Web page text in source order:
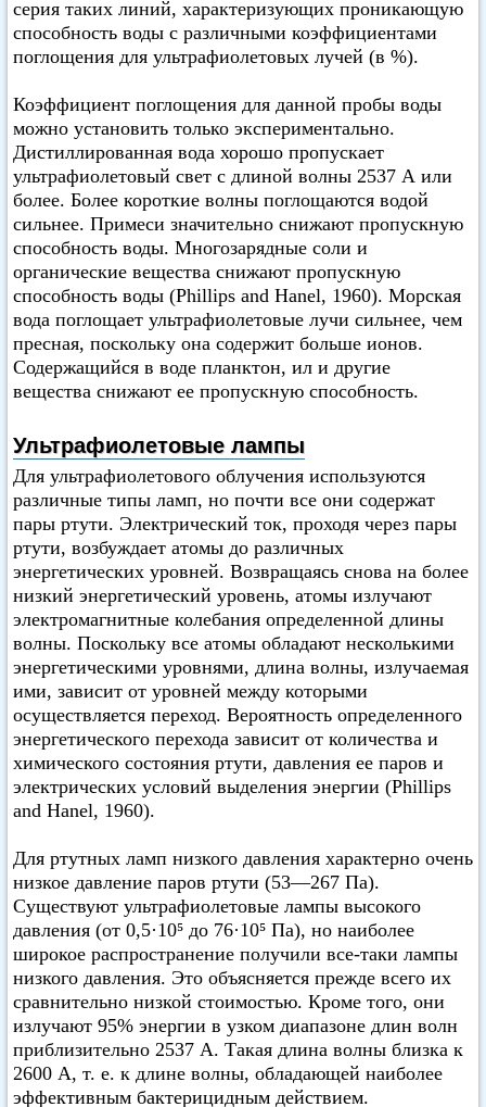
серия таких линий, характеризующих проникающую
способность воды с различными коэффициентами
поглощения для ультрафиолетовых лучей (в %).
Коэффициент поглощения для данной пробы воды
можно установить только экспериментально.
Дистиллированная вода хорошо пропускает
ультрафиолетовый свет с длиной волны 2537 А или
более. Более короткие волны поглощаются водой
сильнее. Примеси значительно снижают пропускную
способность воды. Многозарядные соли и
органические вещества снижают пропускную
способность воды (Phillips and Hanel, 1960). Морская
вода поглощает ультрафиолетовые лучи сильнее, чем
пресная, поскольку она содержит больше ионов.
Содержащийся в воде планктон, ил и другие
вещества снижают ее пропускную способность.
Ультрафиолетовые лампы
Для ультрафиолетового облучения используются
различные типы ламп, но почти все они содержат
пары ртути. Электрический ток, проходя через пары
ртути, возбуждает атомы до различных
энергетических уровней. Возвращаясь снова на более
низкий энергетический уровень, атомы излучают
электромагнитные колебания определенной длины
волны. Поскольку все атомы обладают несколькими
энергетическими уровнями, длина волны, излучаемая
ими, зависит от уровней между которыми
осуществляется переход. Вероятность определенного
энергетического перехода зависит от количества и
химического состояния ртути, давления ее паров и
электрических условий выделения энергии (Phillips
and Hanel, 1960).
Для ртутных ламп низкого давления характерно очень
низкое давление паров ртути (53—267 Па).
Существуют ультрафиолетовые лампы высокого
давления (от 0,5·10⁵ до 76·10⁵ Па), но наиболее
широкое распространение получили все-таки лампы
низкого давления. Это объясняется прежде всего их
сравнительно низкой стоимостью. Кроме того, они
излучают 95% энергии в узком диапазоне длин волн
приблизительно 2537 А. Такая длина волны близка к
2600 А, т. е. к длине волны, обладающей наиболее
эффективным бактерицидным действием.